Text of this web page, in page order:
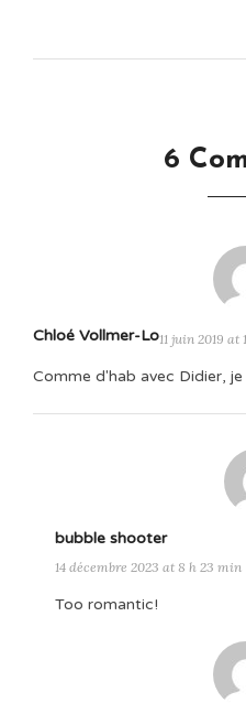
6
Chloé Vollmer-Lo11 juin 2019 at
Comme d'hab avec Didier,
bubble shooter
14 décembre 2023 at 8 h 23 min
Too romantic!